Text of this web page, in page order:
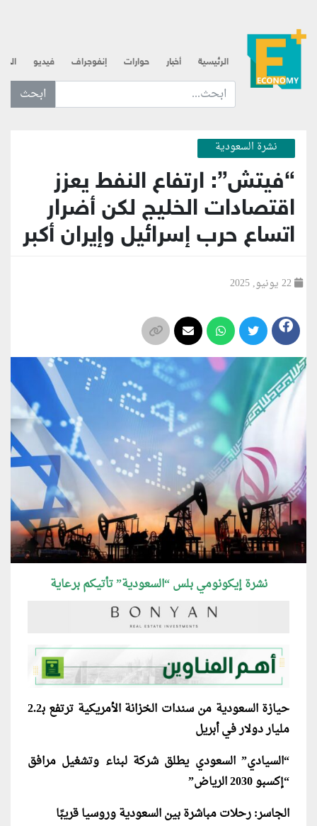
الرئيسية أخبار حوارات إنفوجراف فيديو
ابحث عن... :
نشرة السعودية
“فيتش”: ارتفاع النفط يعزز
اقتصادات الخليج لكن أضرار
اتساع حرب إسرائيل وإيران أكبر
نشرة إيكونومي بلس “السعودية” تأتيكم برعاية
حيازة السعودية من سندات الخزانة الأمريكية ترتفع ﺑ2.2
مليار دولار في أبريل
“السيادي” السعودي يطلق شركة لبناء وتشغيل مرافق
“إكسبو 2030 الرياض”
الجاسر: رحلات مباشرة بين السعودية وروسيا قريبًا